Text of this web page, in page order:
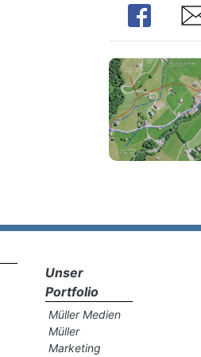
Share
Unser
Portfolio
Müller Medien
Müller
Marketing